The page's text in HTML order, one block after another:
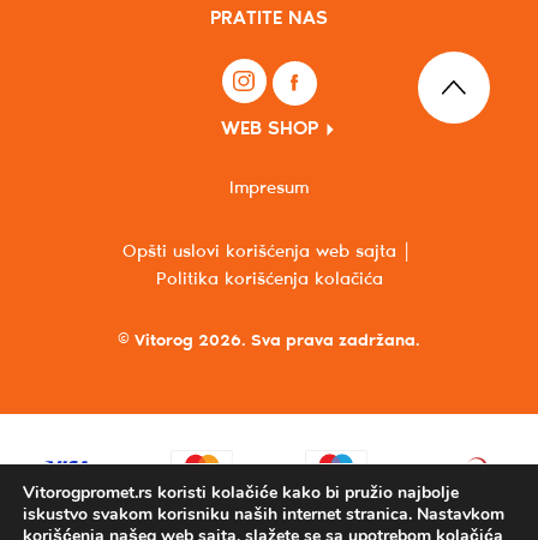
PRATITE NAS
WEB SHOP
© Vitorog 2026. Sva prava zadržana.
Opšti uslovi korišćenja web sajta
Politika korišćenja kolačića
Impresum
Vitorogpromet.rs koristi kolačiće kako bi pružio najbolje
iskustvo svakom korisniku naših internet stranica. Nastavkom